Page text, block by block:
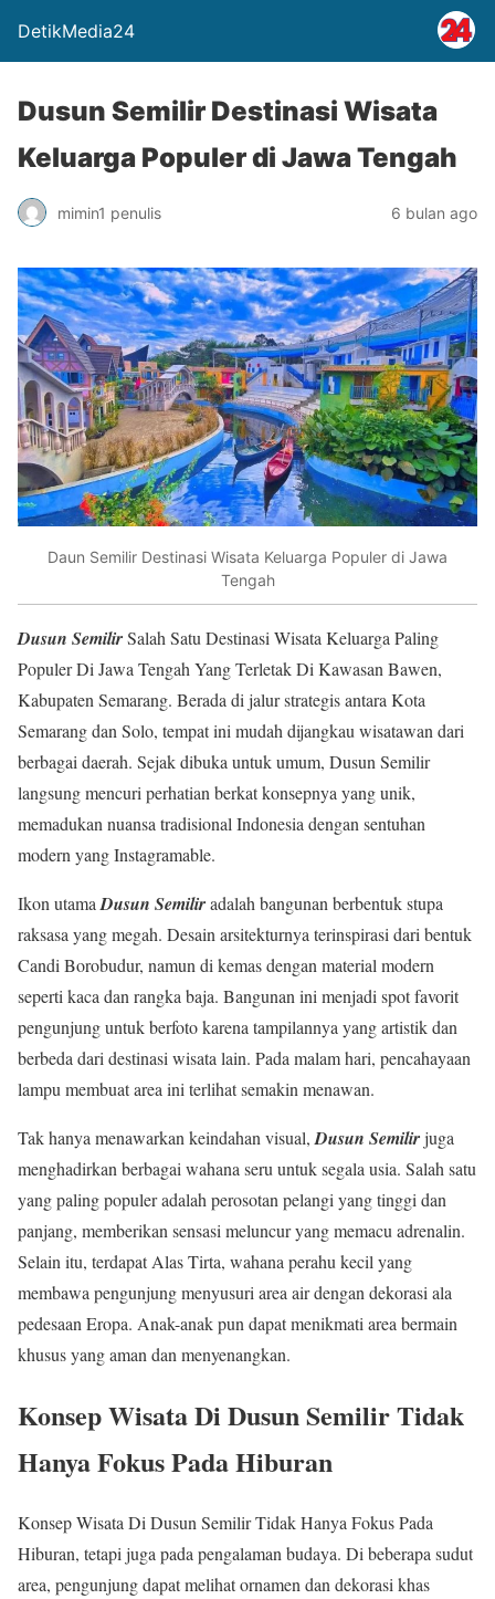
DetikMedia24
Dusun Semilir Destinasi Wisata
Keluarga Populer di Jawa Tengah
mimin1 penulis 6 bulan ago
Daun Semilir Destinasi Wisata Keluarga Populer di Jawa
Tengah
Dusun SemilirSalah Satu Destinasi Wisata Keluarga Paling
Populer Di Jawa Tengah Yang Terletak Di Kawasan Bawen,
Kabupaten Semarang. Berada di jalur strategis antara Kota
Semarang dan Solo, tempat ini mudah dijangkau wisatawan dari
berbagai daerah. Sejak dibuka untuk umum, Dusun Semilir
langsung mencuri perhatian berkat konsepnya yang unik,
memadukan nuansa tradisional Indonesia dengan sentuhan
modern yang Instagramable.
Ikon utama Dusun Semiliradalah bangunan berbentuk stupa
raksasa yang megah. Desain arsitekturnya terinspirasi dari bentuk
Candi Borobudur, namun di kemas dengan material modern
seperti kaca dan rangka baja. Bangunan ini menjadi spot favorit
pengunjung untuk berfoto karena tampilannya yang artistik dan
berbeda dari destinasi wisata lain. Pada malam hari, pencahayaan
lampu membuat area ini terlihat semakin menawan.
Tak hanya menawarkan keindahan visual, Dusun Semilirjuga
menghadirkan berbagai wahana seru untuk segala usia. Salah satu
yang paling populer adalah perosotan pelangi yang tinggi dan
panjang, memberikan sensasi meluncur yang memacu adrenalin.
Selain itu, terdapat Alas Tirta, wahana perahu kecil yang
membawa pengunjung menyusuri area air dengan dekorasi ala
pedesaan Eropa. Anak-anak pun dapat menikmati area bermain
khusus yang aman dan menyenangkan.
Konsep Wisata Di Dusun Semilir Tidak
Hanya Fokus Pada Hiburan
Konsep Wisata Di Dusun Semilir Tidak Hanya Fokus Pada
Hiburan, tetapi juga pada pengalaman budaya. Di beberapa sudut
area, pengunjung dapat melihat ornamen dan dekorasi khas